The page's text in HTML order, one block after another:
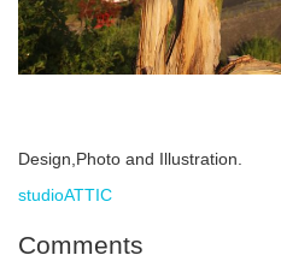
Design,Photo and Illustration.
studioATTIC
Comments